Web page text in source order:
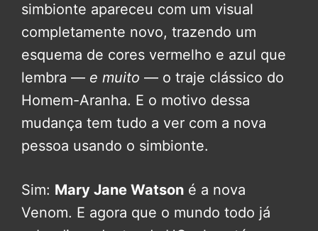
simbionte apareceu com um visual
completamente novo, trazendo um
esquema de cores vermelho e azul que
lembra — e muito — o traje clássico do
Homem-Aranha. E o motivo dessa
mudança tem tudo a ver com a nova
pessoa usando o simbionte.
Sim: Mary Jane Watson é a nova
Venom. E agora que o mundo todo já